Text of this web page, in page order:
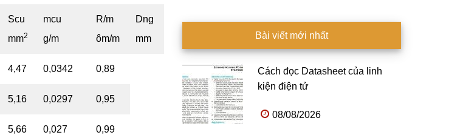
Scu
mm2
mcu
g/m
R/m
ôm/m
Dng
mm
4,47 0,0342 0,89
5,16 0,0297 0,95
5,66 0,027 0,99
Bài viết mới nhất
Cách đọc Datasheet của linh
kiện điện tử
08/08/2026